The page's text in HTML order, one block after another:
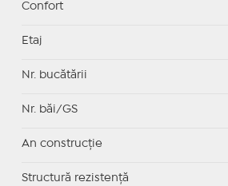
Confort
Etaj
Nr. bucătării
Nr. băi/GS
An construcție
Structură rezistență